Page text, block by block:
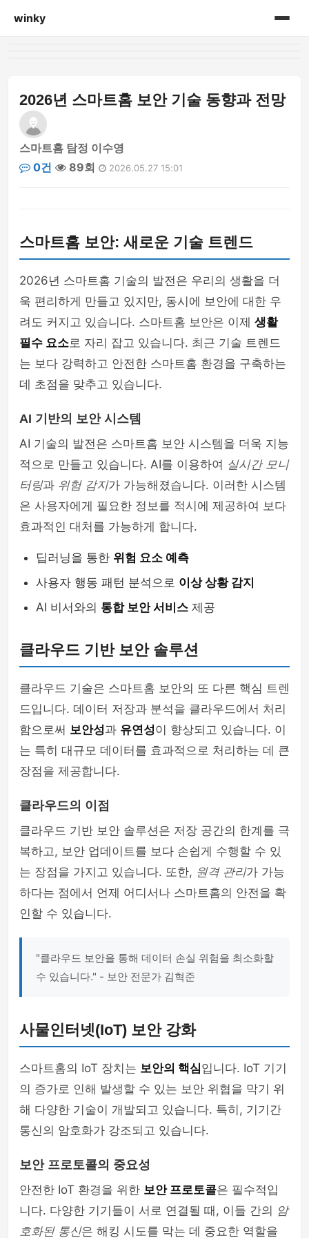
winky
2026년 스마트홈 보안 기술 동향과 전망
스마트홈 탐정 이수영
0건
89회 2026.05.27 15:01
스마트홈 보안: 새로운 기술 트렌드
2026년 스마트홈 기술의 발전은 우리의 생활을 더
욱 편리하게 만들고 있지만, 동시에 보안에 대한 우
려도 커지고 있습니다. 스마트홈 보안은 이제 생활
필수 요소로 자리 잡고 있습니다. 최근 기술 트렌드
는 보다 강력하고 안전한 스마트홈 환경을 구축하는
데 초점을 맞추고 있습니다.
AI 기반의 보안 시스템
AI 기술의 발전은 스마트홈 보안 시스템을 더욱 지능
적으로 만들고 있습니다. AI를 이용하여 실시간 모니
터링과 위험 감지가 가능해졌습니다. 이러한 시스템
은 사용자에게 필요한 정보를 적시에 제공하여 보다
효과적인 대처를 가능하게 합니다.
딥러닝을 통한 위험 요소 예측
사용자 행동 패턴 분석으로 이상 상황 감지
AI 비서와의 통합 보안 서비스 제공
클라우드 기반 보안 솔루션
클라우드 기술은 스마트홈 보안의 또 다른 핵심 트렌
드입니다. 데이터 저장과 분석을 클라우드에서 처리
함으로써 보안성과 유연성이 향상되고 있습니다. 이
는 특히 대규모 데이터를 효과적으로 처리하는 데 큰
장점을 제공합니다.
클라우드의 이점
클라우드 기반 보안 솔루션은 저장 공간의 한계를 극
복하고, 보안 업데이트를 보다 손쉽게 수행할 수 있
는 장점을 가지고 있습니다. 또한, 원격 관리가 가능
하다는 점에서 언제 어디서나 스마트홈의 안전을 확
인할 수 있습니다.
"클라우드 보안을 통해 데이터 손실 위험을 최소화할
수 있습니다." - 보안 전문가 김혁준
사물인터넷(IoT) 보안 강화
스마트홈의 IoT 장치는 보안의 핵심입니다. IoT 기기
의 증가로 인해 발생할 수 있는 보안 위협을 막기 위
해 다양한 기술이 개발되고 있습니다. 특히, 기기간
통신의 암호화가 강조되고 있습니다.
보안 프로토콜의 중요성
안전한 IoT 환경을 위한 보안 프로토콜은 필수적입
니다. 다양한 기기들이 서로 연결될 때, 이들 간의 암
호화된 통신은 해킹 시도를 막는 데 중요한 역할을